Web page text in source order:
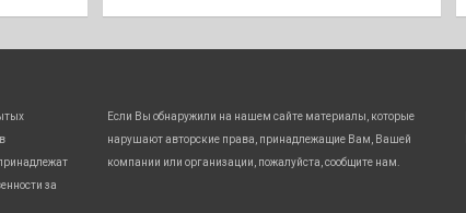
за
Если Вы обнаружили на нашем сайте материалы, которые
нарушают авторские права, принадлежащие Вам, Вашей
компании или организации, пожалуйста, сообщите нам.